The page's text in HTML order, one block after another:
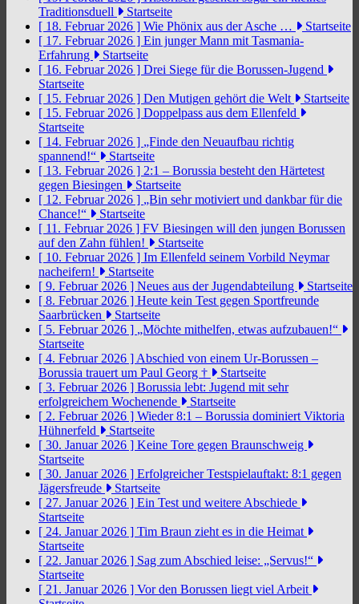
Traditionsduell
Startseite
[ 18. Februar 2026 ] Wie Phönix aus der Asche …
Startseite
[ 17. Februar 2026 ] Ein junger Mann mit Tasmania-
Erfahrung
Startseite
[ 16. Februar 2026 ] Drei Siege für die Borussen-Jugend
Startseite
[ 15. Februar 2026 ] Den Mutigen gehört die Welt
Startseite
[ 15. Februar 2026 ] Doppelpass aus dem Ellenfeld
Startseite
[ 14. Februar 2026 ] „Finde den Neuaufbau richtig
spannend!“
Startseite
[ 13. Februar 2026 ] 2:1 – Borussia besteht den Härtetest
gegen Biesingen
Startseite
[ 12. Februar 2026 ] „Bin sehr motiviert und dankbar für die
Chance!“
Startseite
[ 11. Februar 2026 ] FV Biesingen will den jungen Borussen
auf den Zahn fühlen!
Startseite
[ 10. Februar 2026 ] Im Ellenfeld seinem Vorbild Neymar
nacheifern!
Startseite
[ 9. Februar 2026 ] Neues aus der Jugendabteilung
Startseite
[ 8. Februar 2026 ] Heute kein Test gegen Sportfreunde
Saarbrücken
Startseite
[ 5. Februar 2026 ] „Möchte mithelfen, etwas aufzubauen!“
Startseite
[ 4. Februar 2026 ] Abschied von einem Ur-Borussen –
Borussia trauert um Paul Georg †
Startseite
[ 3. Februar 2026 ] Borussia lebt: Jugend mit sehr
erfolgreichem Wochenende
Startseite
[ 2. Februar 2026 ] Wieder 8:1 – Borussia dominiert Viktoria
Hühnerfeld
Startseite
[ 30. Januar 2026 ] Keine Tore gegen Braunschweig
Startseite
[ 30. Januar 2026 ] Erfolgreicher Testspielauftakt: 8:1 gegen
Jägersfreude
Startseite
[ 27. Januar 2026 ] Ein Test und weitere Abschiede
Startseite
[ 24. Januar 2026 ] Tim Braun zieht es in die Heimat
Startseite
[ 22. Januar 2026 ] Sag zum Abschied leise: „Servus!“
Startseite
[ 21. Januar 2026 ] Vor den Borussen liegt viel Arbeit